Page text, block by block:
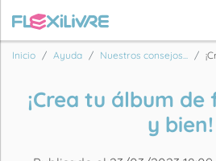
Inicio Ayuda Nuestros consejos...
¡Crea tu álbum
y bien!